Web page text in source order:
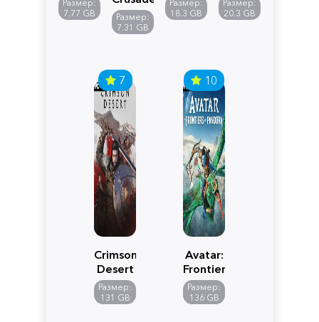
Reimagined
Размер:
7.77 GB
Definitive
Edition
Размер:
7.31 GB
Размер:
18.3 GB
Y
Размер:
20.3 GB
7
Crimson
Desert
Размер:
131 GB
10
Avatar:
Frontiers
of
Pandora
Размер:
136 GB